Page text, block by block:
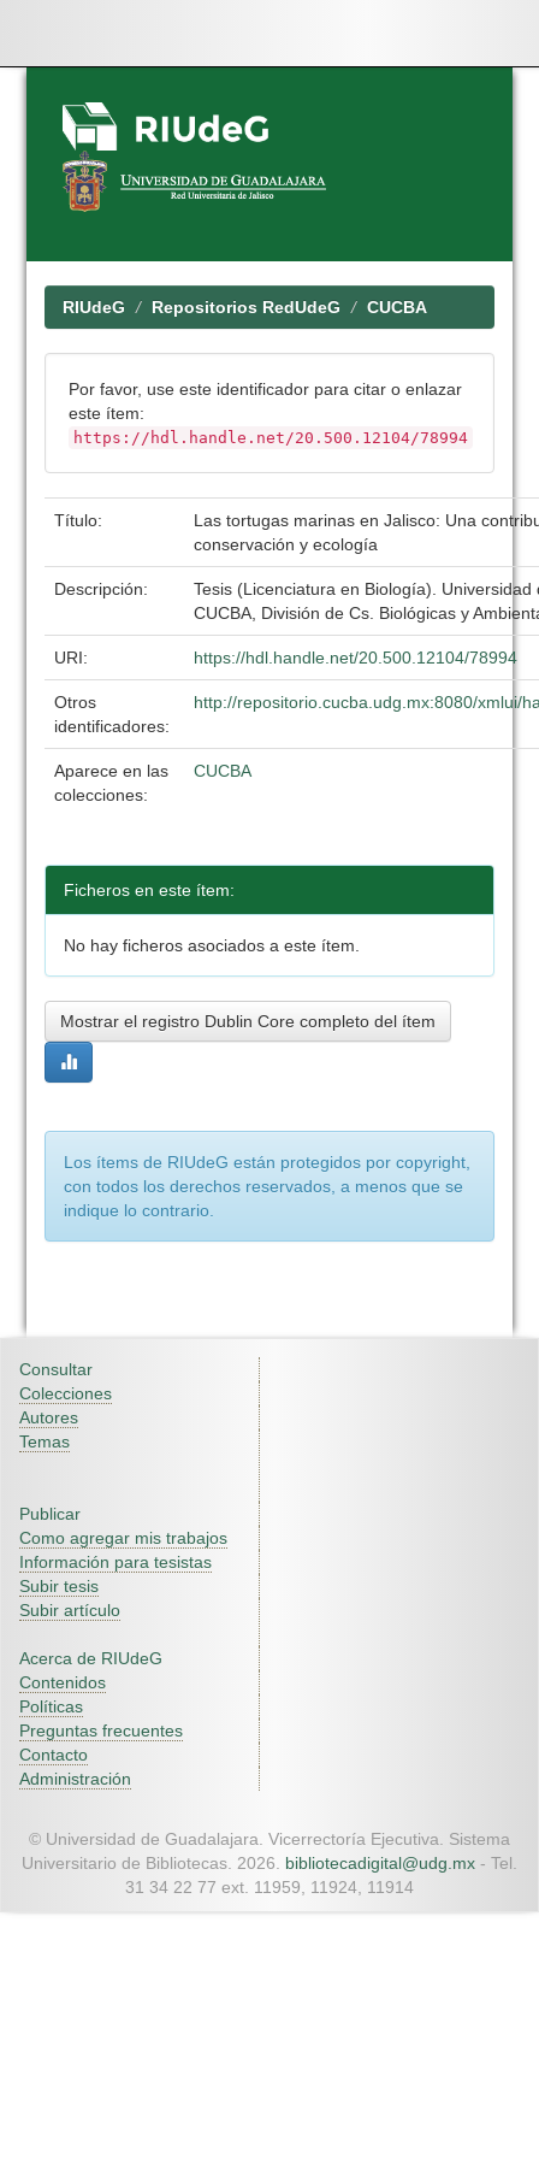
Skip
navigation
RIUdeG Repositorios RedUdeG CUCBA
Por favor, use este identificador para citar o enlazar
este ítem:
https://hdl.handle.net/20.500.12104/78994
Título:
Las tortugas marinas en Jalisco: Una
conservación y ecología
Descripción:
Tesis (Licenciatura en Biología). Universidad
CUCBA, División de Cs. Biológicas y
URI: https://hdl.handle.net/20.500.12104/78994
Otros
identificadores:
http://repositorio.cucba.udg.mx:8080/xmlui/
Aparece en las
colecciones:
CUCBA
Ficheros en este ítem:
No hay ficheros asociados a este ítem.
Mostrar el registro Dublin Core completo del ítem
Los ítems de RIUdeG están protegidos por copyright,
con todos los derechos reservados, a menos que se
indique lo contrario.
Consultar
Colecciones
Autores
Temas
Publicar
Como agregar mis trabajos
Información para tesistas
Subir tesis
Subir artículo
Acerca de RIUdeG
Contenidos
Políticas
Preguntas frecuentes
Contacto
Administración
© Universidad de Guadalajara. Vicerrectoría Ejecutiva. Sistema
Universitario de Bibliotecas. 2026. bibliotecadigital@udg.mx - Tel.
31 34 22 77 ext. 11959, 11924, 11914